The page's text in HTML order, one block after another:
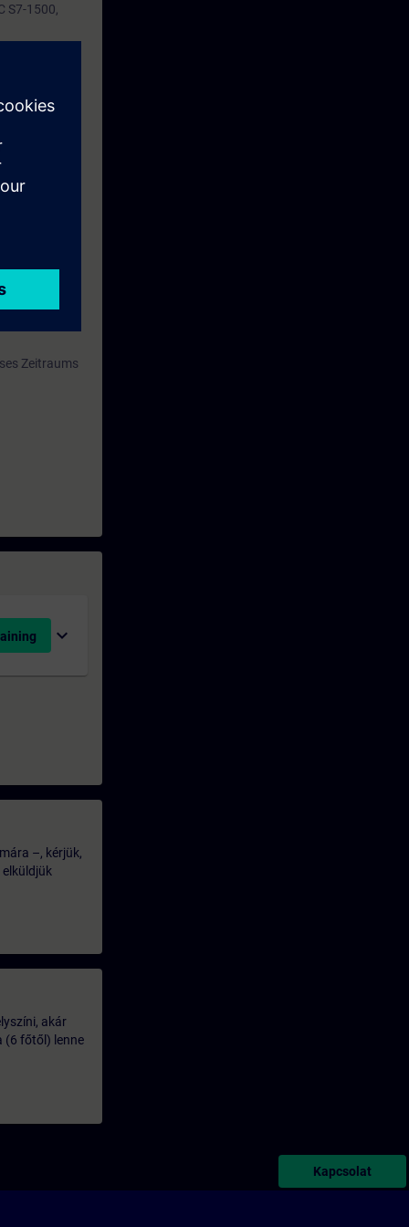
S7-1500,
gewählte
INSTUP.
Zeitraums
expand_more
–, kérjük,
akár
(6 főtől) lenne
Kapcsolat